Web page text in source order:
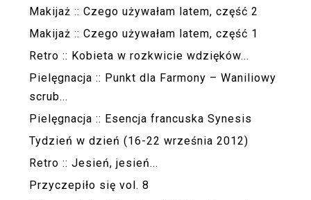
Makijaż :: Czego używałam latem, część 2
Makijaż :: Czego używałam latem, część 1
Retro :: Kobieta w rozkwicie wdzięków...
Pielęgnacja :: Punkt dla Farmony – Waniliowy
scrub...
Pielęgnacja :: Esencja francuska Synesis
Tydzień w dzień (16-22 września 2012)
Retro :: Jesień, jesień...
Przyczepiło się vol. 8